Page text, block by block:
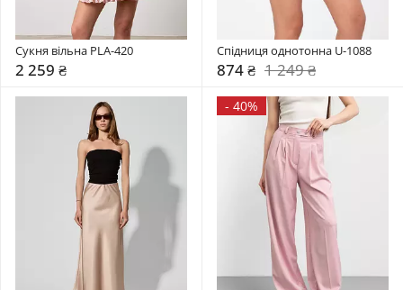
Сукня вільна PLA-420
2 259 ₴
Спідниця однотонна U-1088
874 ₴ 1 249 ₴
- 40%